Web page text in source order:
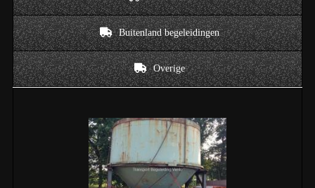
Buitenland begeleidingen
Overige